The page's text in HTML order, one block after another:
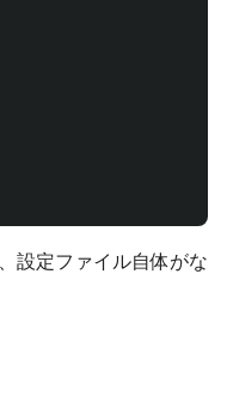
設定ファイル自体がな